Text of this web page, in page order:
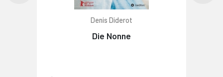
Denis Diderot
Die Nonne